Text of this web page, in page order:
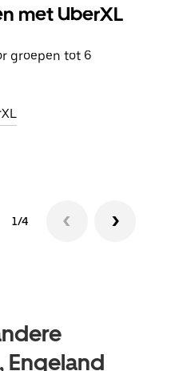
met UberXL
groepen tot 6
1/4
Engeland